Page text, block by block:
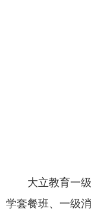
大立教育一
学套餐班、一级